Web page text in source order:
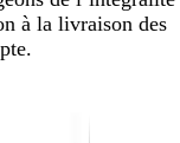
à la livraison des